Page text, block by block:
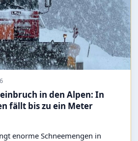
in den Alpen: In
fällt bis zu ein Meter
enorme Schneemengen in